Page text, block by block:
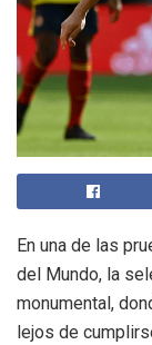
En una de las
del Mundo, la
monumental,
lejos de